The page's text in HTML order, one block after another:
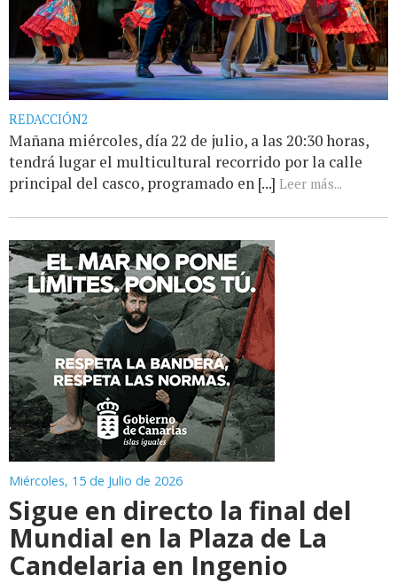
REDACCIÓN2
Mañana miércoles, día 22 de julio, a las 20:30 horas,
tendrá lugar el multicultural recorrido por la calle
principal del casco, programado en [...] Leer más...
Miércoles, 15 de Julio de 2026
Sigue en directo la final del
Mundial en la Plaza de La
Candelaria en Ingenio